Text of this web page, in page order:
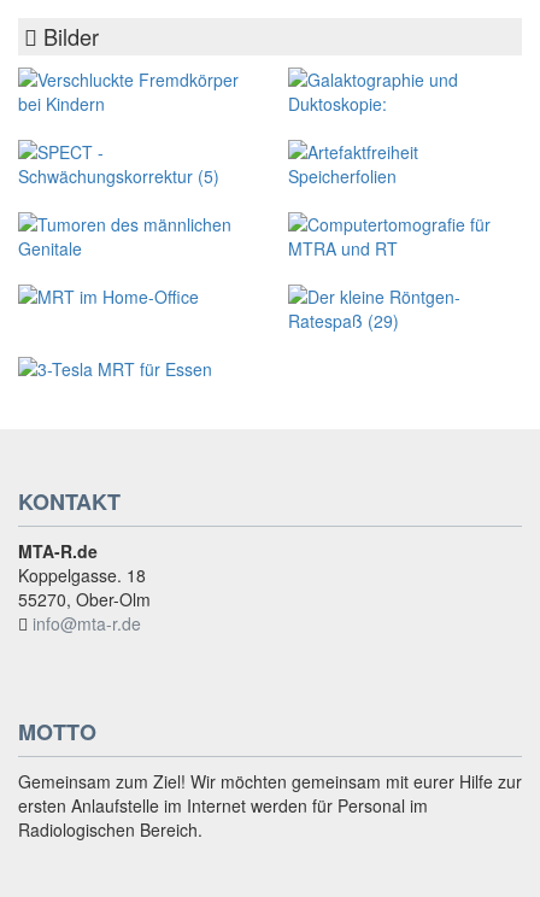
Bilder
KONTAKT
MTA-R.de
Koppelgasse. 18
55270, Ober-Olm
info@mta-r.de
MOTTO
Gemeinsam zum Ziel! Wir möchten gemeinsam mit eurer Hilfe zur
ersten Anlaufstelle im Internet werden für Personal im
Radiologischen Bereich.